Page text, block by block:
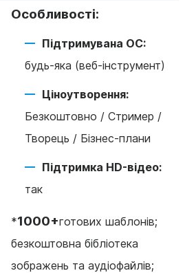
Особливості:
Підтримувана ОС:
будь-яка (веб-інструмент)
Ціноутворення:
Безкоштовно / Стример /
Творець / Бізнес-плани
Підтримка HD-відео:
так
*1000+готових шаблонів;
безкоштовна бібліотека
зображень та аудіофайлів;